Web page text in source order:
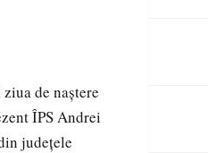
de naştere
ÎPS Andrei
judeţele